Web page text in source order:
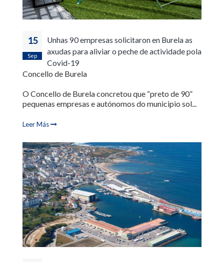
15
Sep
Unhas 90 empresas solicitaron en Burela as
axudas para aliviar o peche de actividade pola
Covid-19
Concello de Burela
O Concello de Burela concretou que “preto de 90”
pequenas empresas e autónomos do municipio sol...
Leer Más